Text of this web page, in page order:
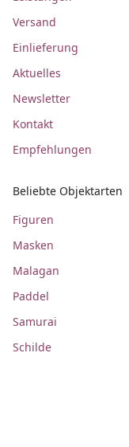
Versand
Einlieferung
Aktuelles
Newsletter
Kontakt
Empfehlungen
Beliebte Objektarten
Figuren
Masken
Malagan
Paddel
Samurai
Schilde